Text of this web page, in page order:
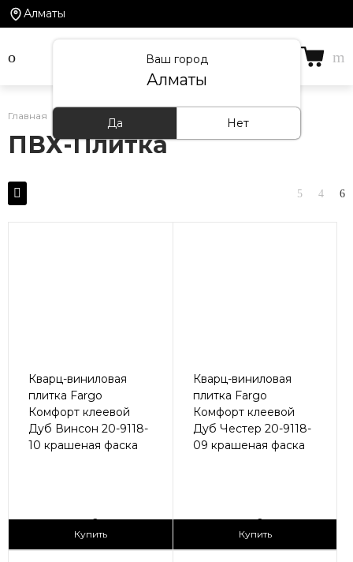
Алматы
Ваш город
Алматы
Да Нет
Главная Каталог товаров ПВХ-Плитка
ПВХ-Плитка
Кварц-виниловая
плитка Fargo
Комфорт клеевой
Дуб Винсон 20-9118-
10 крашеная фаска
2
Купить
Кварц-виниловая
плитка Fargo
Комфорт клеевой
Дуб Честер 20-9118-
09 крашеная фаска
2
Купить